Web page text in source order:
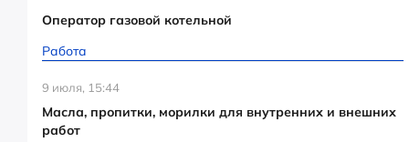
Оператор газовой котельной
Работа
9 июля, 15:44
Масла, пропитки, морилки для внутренних и внешних
работ